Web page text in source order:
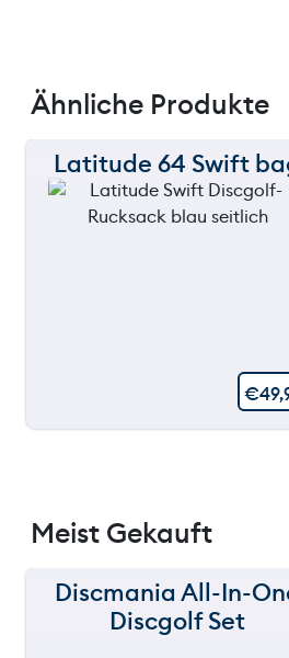
Ähnliche Produkte
Latitude 64 Swift
€
Meist Gekauft
Discmania All-In-
Discgolf Set